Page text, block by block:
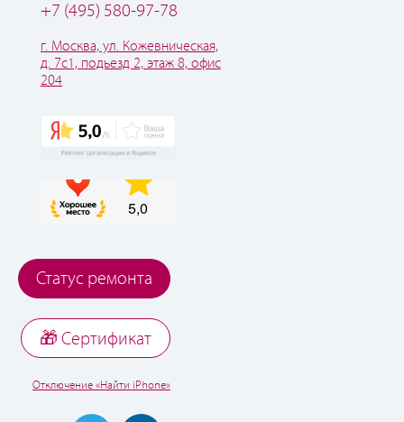
+7 (495) 580-97-78
г. Москва, ул. Кожевническая,
д. 7с1, подьезд 2, этаж 8, офис
204
Статус ремонта
🎁 Cертификат
Отключение «Найти iPhone»